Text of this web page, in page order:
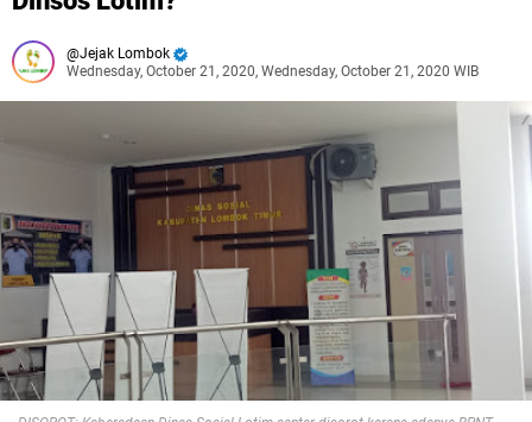
Jejak Lombok
Wednesday, October 21, 2020, Wednesday, October 21, 2020 WIB